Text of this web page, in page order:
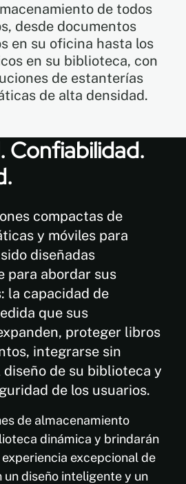
de todos
desde documentos
en su oficina hasta los
en su biblioteca, con
de estanterías
de alta densidad.
Confiabilidad.
compactas de
y móviles para
diseñadas
para abordar sus
la capacidad de
que sus
proteger libros
integrarse sin
diseño de su biblioteca y
de los usuarios.
de almacenamiento
dinámica y brindarán
experiencia excepcional de
un diseño inteligente y un